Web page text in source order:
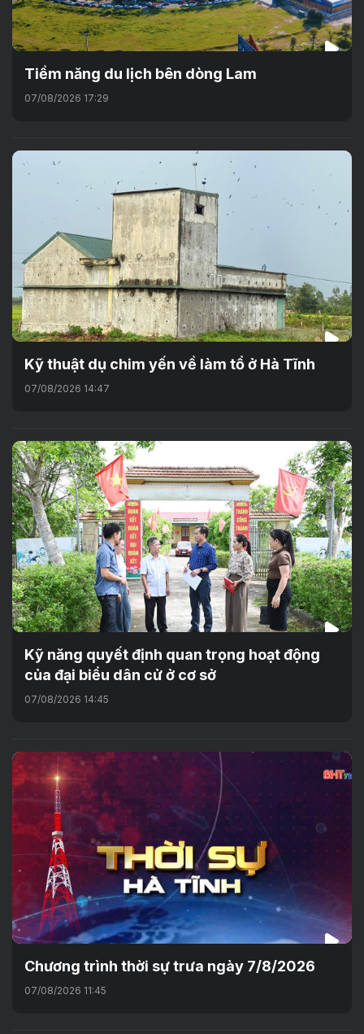
Tiềm năng du lịch bên dòng Lam
07/08/2026 17:29
Kỹ thuật dụ chim yến về làm tổ ở Hà Tĩnh
07/08/2026 14:47
Kỹ năng quyết định quan trọng hoạt động
của đại biểu dân cử ở cơ sở
07/08/2026 14:45
Chương trình thời sự trưa ngày 7/8/2026
07/08/2026 11:45